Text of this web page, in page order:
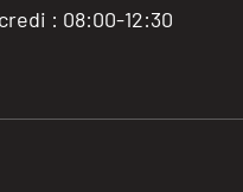
: 08:00-12:30